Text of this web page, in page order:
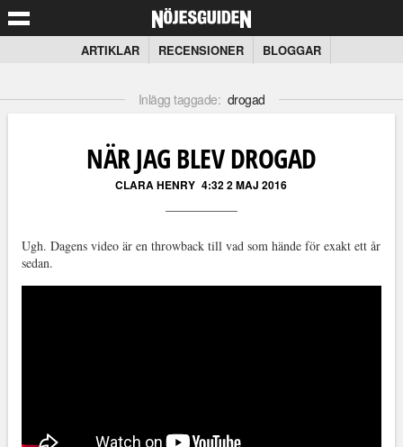
ARTIKLAR RECENSIONER BLOGGAR
Inlägg taggade: drogad
NÄR JAG BLEV DROGAD
CLARA HENRY 4:32 2 MAJ 2016
Ugh. Dagens video är en throwback till vad som hände för exakt ett år
sedan.